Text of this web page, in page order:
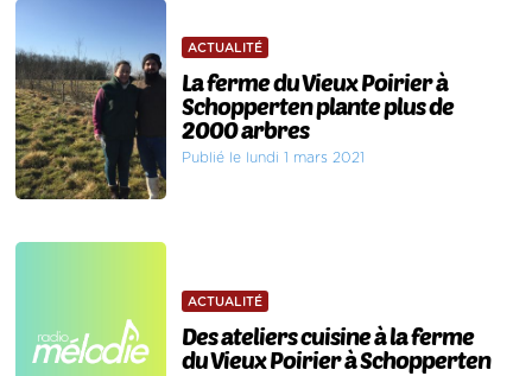
ACTUALITÉ
La ferme du Vieux Poirier à
Schopperten plante plus de
2000 arbres
Publié le lundi 1 mars 2021
ACTUALITÉ
Des ateliers cuisine à la ferme
du Vieux Poirier à Schopperten